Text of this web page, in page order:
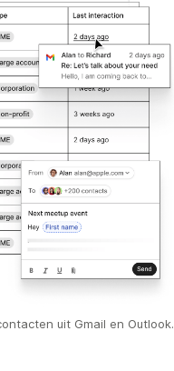
uit Gmail en Outlook.